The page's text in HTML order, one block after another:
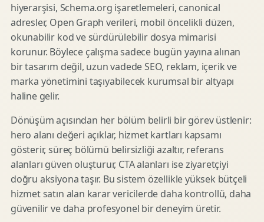
hiyerarşisi, Schema.org işaretlemeleri, canonical
adresler, Open Graph verileri, mobil öncelikli düzen,
okunabilir kod ve sürdürülebilir dosya mimarisi
korunur. Böylece çalışma sadece bugün yayına alınan
bir tasarım değil, uzun vadede SEO, reklam, içerik ve
marka yönetimini taşıyabilecek kurumsal bir altyapı
haline gelir.
Dönüşüm açısından her bölüm belirli bir görev üstlenir:
hero alanı değeri açıklar, hizmet kartları kapsamı
gösterir, süreç bölümü belirsizliği azaltır, referans
alanları güven oluşturur, CTA alanları ise ziyaretçiyi
doğru aksiyona taşır. Bu sistem özellikle yüksek bütçeli
hizmet satın alan karar vericilerde daha kontrollü, daha
güvenilir ve daha profesyonel bir deneyim üretir.